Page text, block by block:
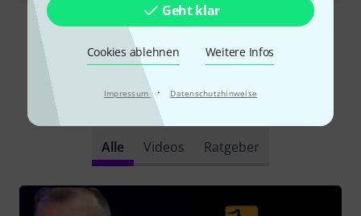
Geht klar
Cookies ablehnen Weitere Infos
Impressum · Datenschutzhinweise
Alle Bewertungen lesen
Schon gewusst?
Alle Videos Ratgeber